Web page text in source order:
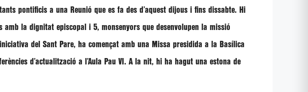
pontificis a una Reunió que es fa des d’aquest dijous i fins dissabte. Hi
la dignitat episcopal i 5, monsenyors que desenvolupen la missió
del Sant Pare, ha començat amb una Missa presidida a la Basílica
d’actualització a l’Aula Pau VI. A la nit, hi ha hagut una estona de